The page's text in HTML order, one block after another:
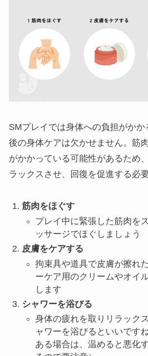
SMプレイでは身体への負担がかか
後の身体ケアは欠かせません。筋
がかかっている可能性があるため
ラックスさせ、回復を促進する必
筋肉をほぐす
プレイ中に緊張した筋肉を
ッサージでほぐしましょう
皮膚をケアする
拘束具や道具で皮膚が擦れ
ーケア用のクリームやオイ
します
シャワーを浴びる
身体の疲れを取りリラック
ャワーを浴びるといいです
ある場合は、温めると悪化